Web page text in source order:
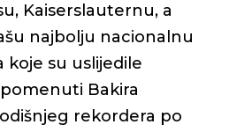
Kaiserslauternu, a
najbolju nacionalnu
koje su uslijedile
Bakira
rekordera po